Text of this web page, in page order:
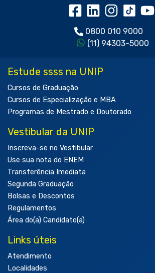
0800 010 9000
(11) 94303-5000
Estude ssss na UNIP
Cursos de Graduação
Cursos de Especialização e MBA
Programas de Mestrado e Doutorado
Vestibular da UNIP
Inscreva-se no Vestibular
Use sua nota do ENEM
Transferência Imediata
Segunda Graduação
Bolsas e Descontos
Regulamentos
Área do(a) Candidato(a)
Links úteis
Atendimento
Localidades